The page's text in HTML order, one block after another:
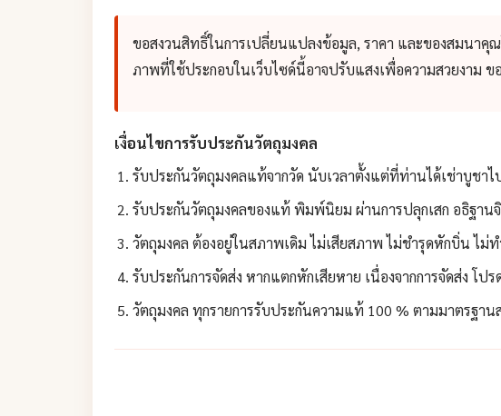
ขอสงวนสิทธิ์ในการเปลี่ยนแปลงข้อมูล, ราคา และของสมนา
ภาพที่ใช้ประกอบในเว็บไซด์นี้อาจปรับแสงเพื่อความสวยงาม ข
เงื่อนไขการรับประกันวัตถุมงคล
รับประกันวัตถุมงคลแท้จากวัด นับเวลาตั้งแต่ที่ท่านได้เช่าบูชา
รับประกันวัตถุมงคลของแท้ พิมพ์นิยม ผ่านการปลุกเสก อธิฐาน
วัตถุมงคล ต้องอยู่ในสภาพเดิม ไม่เสียสภาพ ไม่ชำรุดหักบิ่น ไ
รับประกันการจัดส่ง หากแตกหักเสียหาย เนื่องจากการจัดส่ง โ
วัตถุมงคล ทุกรายการรับประกันความแท้ 100 % ตามมาตรฐา